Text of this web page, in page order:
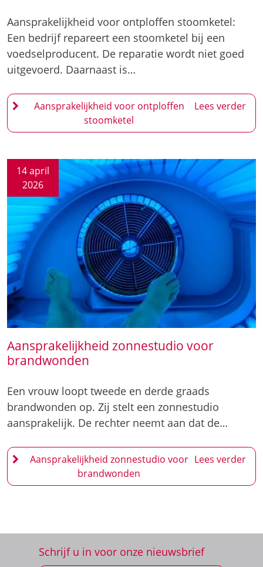
Aansprakelijkheid voor ontploffen stoomketel:
Een bedrijf repareert een stoomketel bij een
voedselproducent. De reparatie wordt niet goed
uitgevoerd. Daarnaast is…
Aansprakelijkheid voor ontploffen
stoomketel
14 april
2026
Aansprakelijkheid zonnestudio voor
brandwonden
Een vrouw loopt tweede en derde graads
brandwonden op. Zij stelt een zonnestudio
aansprakelijk. De rechter neemt aan dat de…
Aansprakelijkheid zonnestudio voor
brandwonden
Schrijf u in voor onze nieuwsbrief